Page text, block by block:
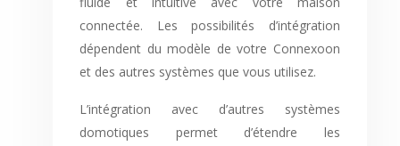
connectée. Les possibilités d’intégration
dépendent du modèle de votre Connexoon
et des autres systèmes que vous utilisez.
L’intégration avec d’autres systèmes
domotiques permet d’étendre les